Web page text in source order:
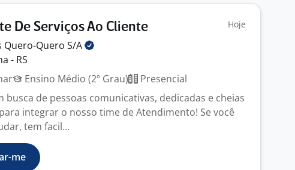
De Serviços Ao Cliente Hoje
Quero-Quero S/A
- RS
Ensino Médio (2º Grau)
Presencial
busca de pessoas comunicativas, dedicadas e cheias
integrar o nosso time de Atendimento! Se você
tem facil...
me